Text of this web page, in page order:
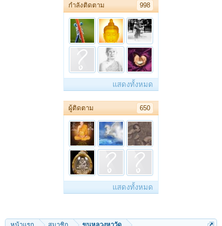
กำลังติดตาม 998
แสดงทั้งหมด
ผู้ติดตาม 650
แสดงทั้งหมด